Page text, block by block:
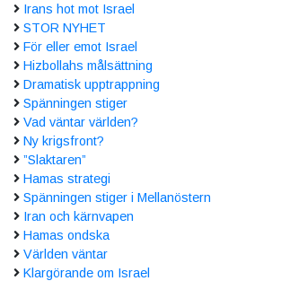
Irans hot mot Israel
STOR NYHET
För eller emot Israel
Hizbollahs målsättning
Dramatisk upptrappning
Spänningen stiger
Vad väntar världen?
Ny krigsfront?
”Slaktaren”
Hamas strategi
Spänningen stiger i Mellanöstern
Iran och kärnvapen
Hamas ondska
Världen väntar
Klargörande om Israel